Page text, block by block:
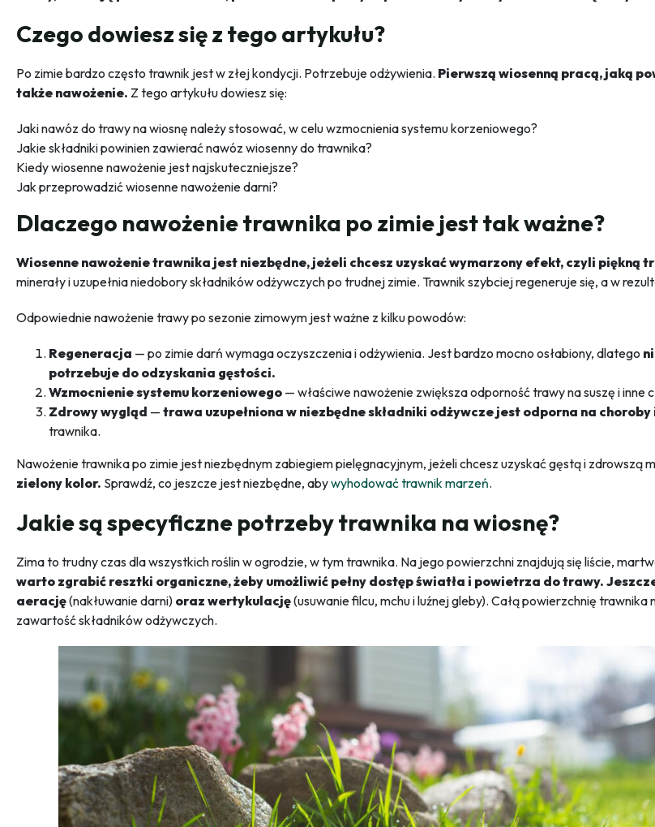
Czego dowiesz się z tego artykułu?
Po zimie bardzo często trawnik jest w złej kondycji. Potrzebuje odżywienia. Pierwszą wiosenną pracą, jaką
także nawożenie. Z tego artykułu dowiesz się:
Jaki nawóz do trawy na wiosnę należy stosować, w celu wzmocnienia systemu korzeniowego?
Jakie składniki powinien zawierać nawóz wiosenny do trawnika?
Kiedy wiosenne nawożenie jest najskuteczniejsze?
Jak przeprowadzić wiosenne nawożenie darni?
Dlaczego nawożenie trawnika po zimie jest tak ważne?
Wiosenne nawożenie trawnika jest niezbędne, jeżeli chcesz uzyskać wymarzony efekt, czyli piękną
minerały i uzupełnia niedobory składników odżywczych po trudnej zimie. Trawnik szybciej regeneruje się, a w
Odpowiednie nawożenie trawy po sezonie zimowym jest ważne z kilku powodów:
Regeneracja — po zimie darń wymaga oczyszczenia i odżywienia. Jest bardzo mocno osłabiony, dlatego
potrzebuje do odzyskania gęstości.
Wzmocnienie systemu korzeniowego — właściwe nawożenie zwiększa odporność trawy na suszę i inne
Zdrowy wygląd — trawa uzupełniona w niezbędne składniki odżywcze jest odporna na
trawnika.
Nawożenie trawnika po zimie jest niezbędnym zabiegiem pielęgnacyjnym, jeżeli chcesz uzyskać gęstą i zdrowszą
zielony kolor. Sprawdź, co jeszcze jest niezbędne, abywyhodować trawnik marzeń.
Jakie są specyficzne potrzeby trawnika na wiosnę?
Zima to trudny czas dla wszystkich roślin w ogrodzie, w tym trawnika. Na jego powierzchni znajdują się liście,
warto zgrabić resztki organiczne, żeby umożliwić pełny dostęp światła i powietrza do trawy.
aerację(nakłuwanie darni) oraz wertykulację(usuwanie filcu, mchu i luźnej gleby). Całą powierzchnię
zawartość składników odżywczych.